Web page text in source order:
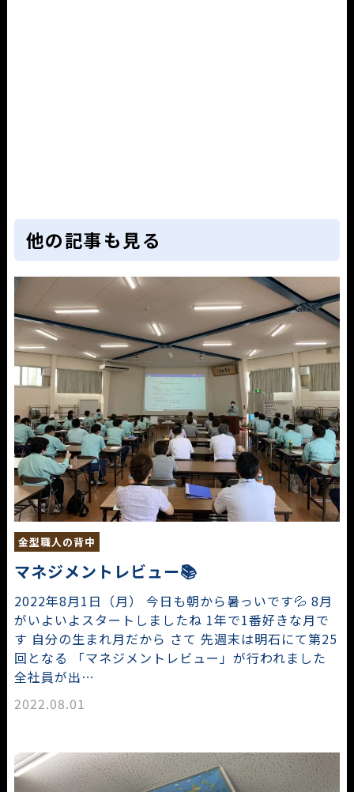
他の記事も見る
金型職人の背中
マネジメントレビュー📚
2022年8月1日（月） 今日も朝から暑っいです💦 8月
がいよいよスタートしましたね 1年で1番好きな月で
す 自分の生まれ月だから さて 先週末は明石にて第25
回となる 「マネジメントレビュー」が行われました
全社員が出…
2022.08.01